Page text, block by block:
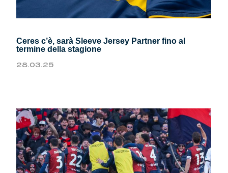
Ceres c’è, sarà Sleeve Jersey Partner fino al
termine della stagione
28.03.25